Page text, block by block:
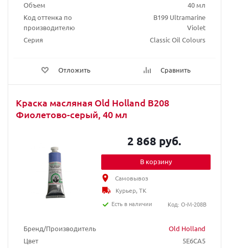
Объем
40 мл
Код оттенка по
производителю
B199 Ultramarine
Violet
Серия
Classic Oil Colours
Отложить Сравнить
Краска масляная Old Holland B208
Фиолетово-серый, 40 мл
Бренд/Производитель
Old Holland
Цвет
5E6CA5
2 868 руб.
В корзину
Самовывоз
Курьер, ТК
Есть в наличии
Код: O-M-208B